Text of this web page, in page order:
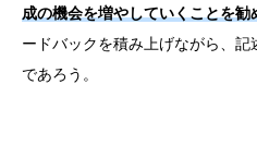
成の機会を増やしていくことを勧
ードバックを積み上げながら、
であろう。